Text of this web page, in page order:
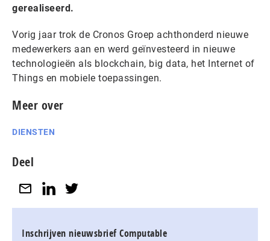
gerealiseerd.
Vorig jaar trok de Cronos Groep achthonderd nieuwe
medewerkers aan en werd geïnvesteerd in nieuwe
technologieën als blockchain, big data, het Internet of
Things en mobiele toepassingen.
Meer over
DIENSTEN
Deel
Inschrijven nieuwsbrief Computable